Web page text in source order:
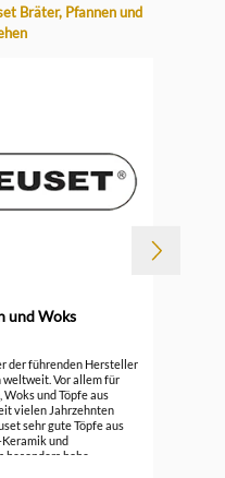
Bräter, Pfannen und
und Woks
der führenden Hersteller
Vor allem für
und Töpfe aus
vielen Jahrzehnten
sehr gute Töpfe aus
und
besonders hohe